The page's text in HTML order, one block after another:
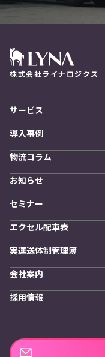
株式会社ライナロジクス
サービス
LYNA DXプラットフォーム
発着管理オプション
訪問計画
物流拠点最適化
開発者向けサービス
導入事例
導入をご検討の方へ
物流コラム
お知らせ
セミナー
エクセル配車表
実運送体制管理簿
会社案内
私たちの想い
採用情報